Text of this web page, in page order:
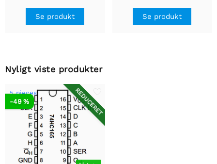
Se produkt Se produkt
Nyligt viste produkter
REDUCERET
5 pieces
-49 %